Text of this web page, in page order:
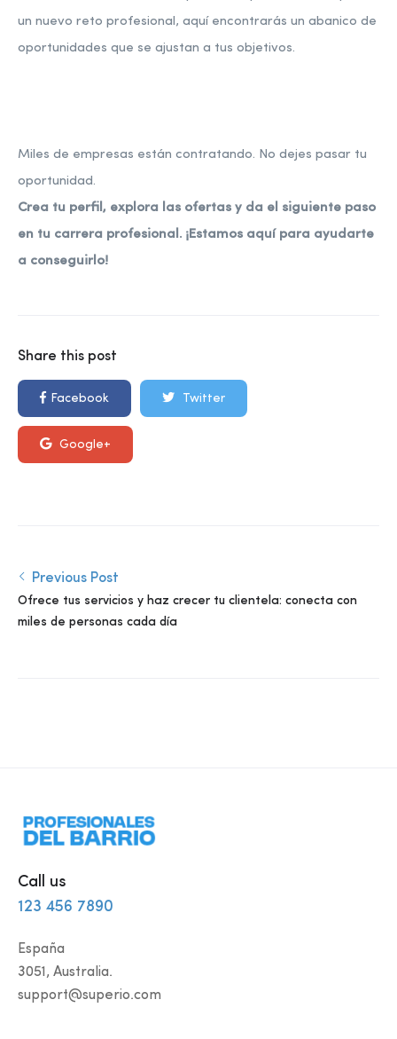
un nuevo reto profesional, aquí encontrarás un abanico de
oportunidades que se ajustan a tus objetivos.
Miles de empresas están contratando. No dejes pasar tu
oportunidad.
Crea tu perfil, explora las ofertas y da el siguiente paso
en tu carrera profesional. ¡Estamos aquí para ayudarte
a conseguirlo!
Share this post
Facebook Twitter
Google+
Previous Post
Ofrece tus servicios y haz crecer tu clientela: conecta con
miles de personas cada día
Call us
123 456 7890
España
3051, Australia.
support@superio.com